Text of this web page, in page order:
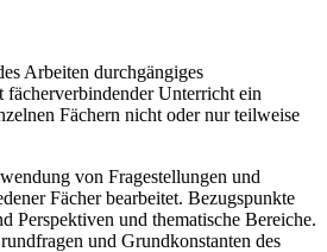
Arbeiten durchgängiges
fächerverbindender Unterricht ein
Fächern nicht oder nur teilweise
von Fragestellungen und
Fächer bearbeitet. Bezugspunkte
Perspektiven und thematische Bereiche.
und Grundkonstanten des